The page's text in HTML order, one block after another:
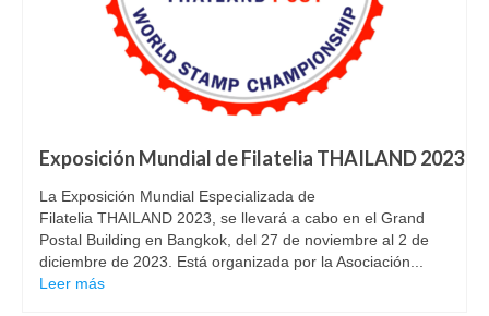
Exposición Mundial de Filatelia THAILAND 2023
La Exposición Mundial Especializada de
Filatelia THAILAND 2023, se llevará a cabo en el Grand
Postal Building en Bangkok, del 27 de noviembre al 2 de
diciembre de 2023. Está organizada por la Asociación...
Leer más